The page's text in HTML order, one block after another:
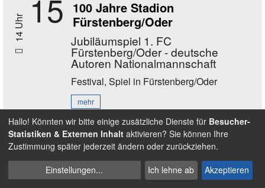
14 Uhr 15
100 Jahre Stadion
Fürstenberg/Oder
Jubiläumspiel 1. FC
Fürstenberg/Oder - deutsche
Autoren Nationalmannschaft
Festival, Spiel in Fürstenberg/Oder
mehr
11 - 17 Uhr16 16.08.2026
Bewegungstag Ball
Spielin Nürnberg - Wöhrder Wiese
Cookies
verwalten
Hallo! Könnten wir bitte einige zusätzliche Dienste für Besucher-
Statistiken & Externen Inhalt aktivieren? Sie können Ihre
Zustimmung später jederzeit ändern oder zurückziehen.
Einstellungen... Ich lehne ab Akzeptieren